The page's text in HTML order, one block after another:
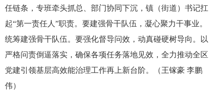
任链条，专班牵头抓总、部门协同下沉，镇（街道）书记扛
起“第一责任人”职责。要建强骨干队伍，凝心聚力干事业。
统筹建强骨干队伍。要强化督导问效，动真碰硬树导向。以
严格问责倒逼落实，确保各项任务落地见效，全力推动全区
党建引领基层高效能治理工作再上新台阶。（王镓豪 李鹏
伟）